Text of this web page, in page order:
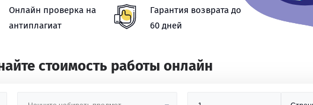
Онлайн проверка на
антиплагиат
Гарантия возврата до
60 дней
стоимость работы онлайн